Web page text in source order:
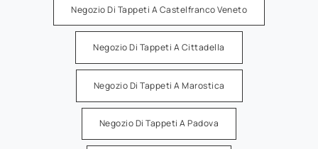
Negozio Di Tappeti A Castelfranco Veneto
Negozio Di Tappeti A Cittadella
Negozio Di Tappeti A Marostica
Negozio Di Tappeti A Padova